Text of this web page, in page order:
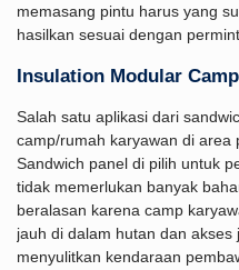
memasang pintu harus yang
hasilkan sesuai dengan
Insulation Modular
Salah satu aplikasi dari
camp/rumah karyawan di area
Sandwich panel di pilih untuk
tidak memerlukan banyak
beralasan karena camp
jauh di dalam hutan dan
menyulitkan kendaraan